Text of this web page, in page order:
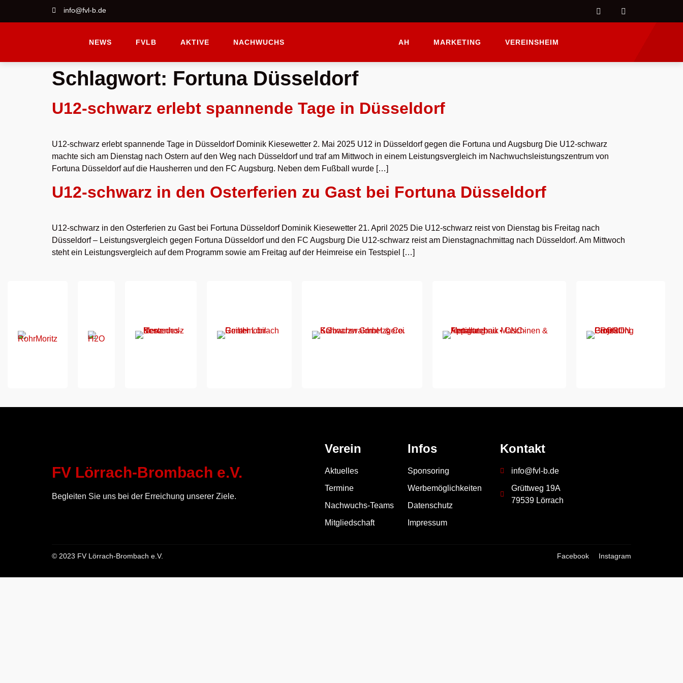
info@fvl-b.de
NEWS FVLB AKTIVE NACHWUCHS AH MARKETING VEREINSHEIM
Schlagwort: Fortuna Düsseldorf
U12-schwarz erlebt spannende Tage in Düsseldorf
U12-schwarz erlebt spannende Tage in Düsseldorf Dominik Kiesewetter 2. Mai 2025 U12 in Düsseldorf gegen die Fortuna und Augsburg Die U12-schwarz
machte sich am Dienstag nach Ostern auf den Weg nach Düsseldorf und traf am Mittwoch in einem Leistungsvergleich im Nachwuchsleistungszentrum von
Fortuna Düsseldorf auf die Hausherren und den FC Augsburg. Neben dem Fußball wurde […]
U12-schwarz in den Osterferien zu Gast bei Fortuna Düsseldorf
U12-schwarz in den Osterferien zu Gast bei Fortuna Düsseldorf Dominik Kiesewetter 21. April 2025 Die U12-schwarz reist von Dienstag bis Freitag nach
Düsseldorf – Leistungsvergleich gegen Fortuna Düsseldorf und den FC Augsburg Die U12-schwarz reist am Dienstagnachmittag nach Düsseldorf. Am Mittwoch
steht ein Leistungsvergleich auf dem Programm sowie am Freitag auf der Heimreise ein Testspiel […]
FV Lörrach-Brombach e.V.
Begleiten Sie uns bei der Erreichung unserer Ziele.
Verein
Aktuelles
Termine
Nachwuchs-Teams
Mitgliedschaft
Infos
Sponsoring
Werbemöglichkeiten
Datenschutz
Impressum
Kontakt
info@fvl-b.de
Grüttweg 19A
79539 Lörrach
© 2023 FV Lörrach-Brombach e.V. Facebook Instagram